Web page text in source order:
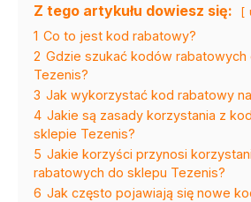
Z tego artykułu dowiesz się:
1 Co to jest kod rabatowy?
2 Gdzie szukać kodów rabatowych
Tezenis?
3 Jak wykorzystać kod rabatowy
4 Jakie są zasady korzystania z
sklepie Tezenis?
5 Jakie korzyści przynosi
rabatowych do sklepu Tezenis?
6 Jak często pojawiają się nowe